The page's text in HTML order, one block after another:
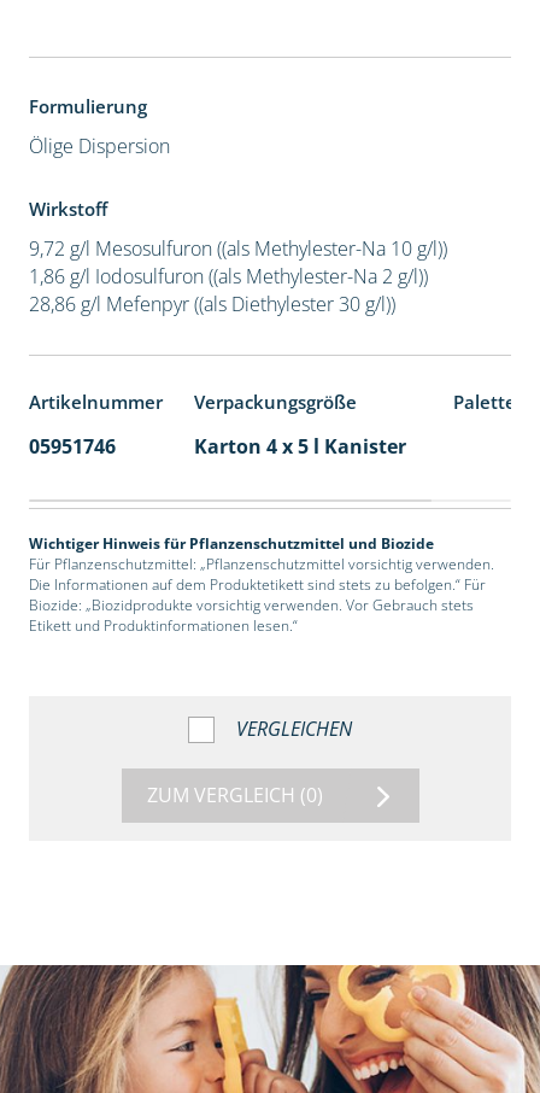
Formulierung
Ölige Dispersion
Wirkstoff
9,72 g/l Mesosulfuron ((als Methylester-Na 10 g/l))
1,86 g/l Iodosulfuron ((als Methylester-Na 2 g/l))
28,86 g/l Mefenpyr ((als Diethylester 30 g/l))
Artikelnummer Verpackungsgröße
05951746 Karton 4 x 5 l Kanister
Wichtiger Hinweis für Pflanzenschutzmittel und Biozide
Für Pflanzenschutzmittel: „Pflanzenschutzmittel vorsichtig verwenden.
Die Informationen auf dem Produktetikett sind stets zu befolgen.“ Für
Biozide: „Biozidprodukte vorsichtig verwenden. Vor Gebrauch stets
Etikett und Produktinformationen lesen.“
VERGLEICHEN
ZUM VERGLEICH (0)